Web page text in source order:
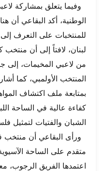
وفيما يتعلق بمشاركة
الوطنية، أكد البقاعي أن
للمنتخبات على التعرف
لبنان، لافتاً إلى أن
من لاعبي المخيمات، إلى
المنتخب الأولمبي، كما
بمتابعة ملف اكتشاف
كفاءة عالية في الساحة
الشبان والفتيات لتمثيل
ورأى البقاعي أن
متقدم على الساحة
اعتمدها الفريق الرجوب،